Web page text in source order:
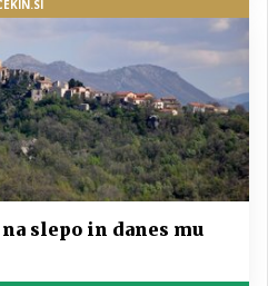
slepo in danes mu